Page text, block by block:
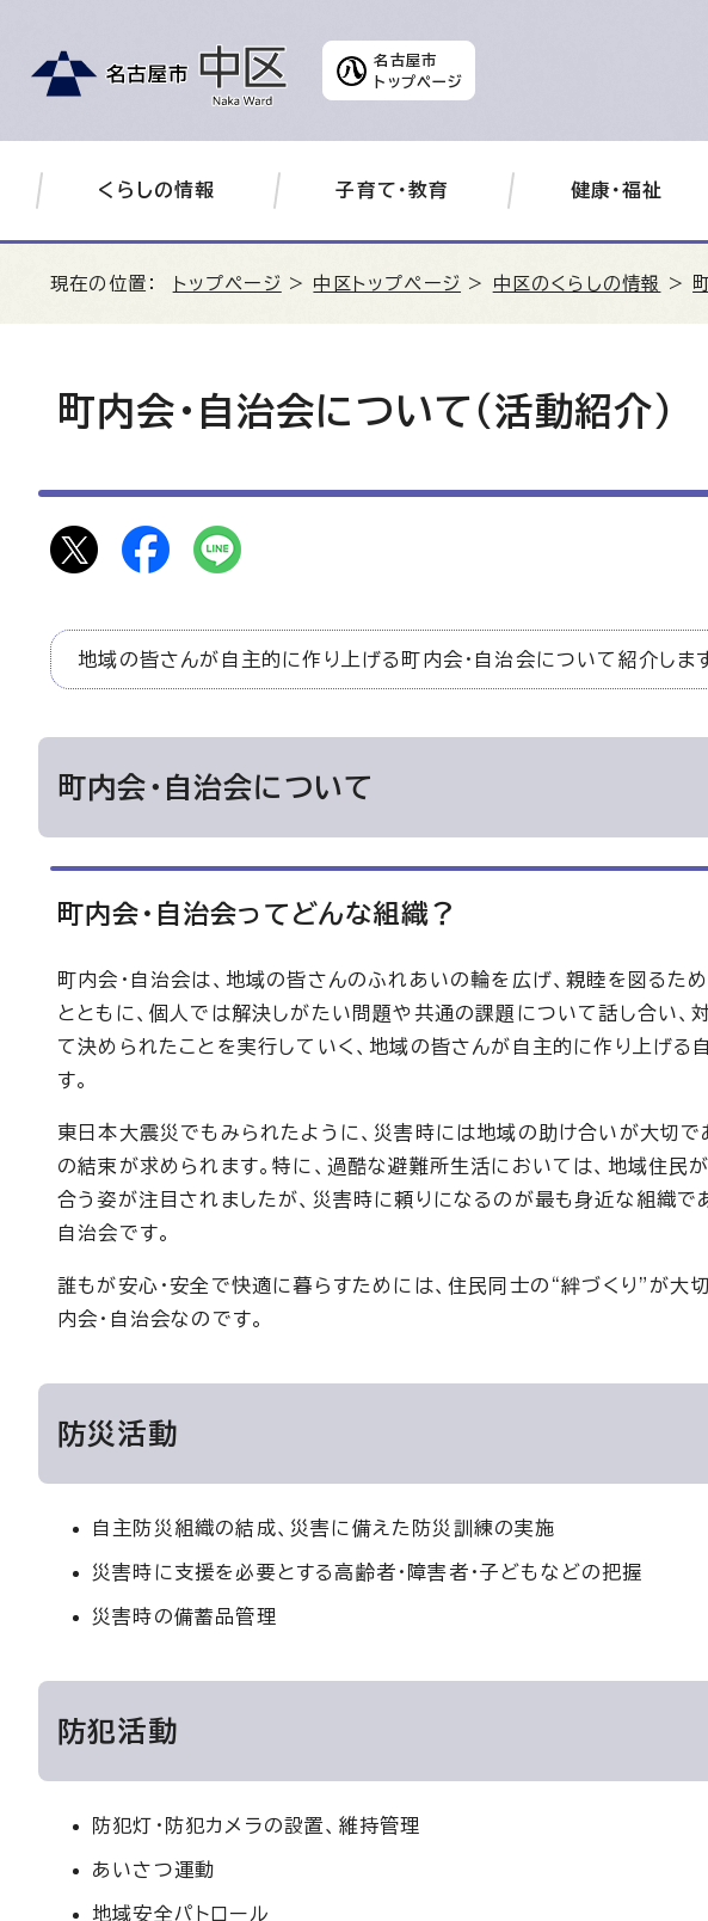
名古屋市
トップページ
くらしの情報 子育て・教育 健康・福祉
現在の位置： トップページ > 中区トップページ > 中区のくらしの情報 >
町内会・自治会について（活動紹介）
地域の皆さんが自主的に作り上げる町内会・自治会について紹介します
町内会・自治会について
町内会・自治会ってどんな組織？
町内会・自治会は、地域の皆さんのふれあいの輪を広げ、親睦を図るた
とともに、個人では解決しがたい問題や共通の課題について話し合い、
て決められたことを実行していく、地域の皆さんが自主的に作り上げる
す。
東日本大震災でもみられたように、災害時には地域の助け合いが大切で
の結束が求められます。特に、過酷な避難所生活においては、地域住民
合う姿が注目されましたが、災害時に頼りになるのが最も身近な組織で
自治会です。
誰もが安心・安全で快適に暮らすためには、住民同士の“絆づくり”が大
内会・自治会なのです。
防災活動
自主防災組織の結成、災害に備えた防災訓練の実施
災害時に支援を必要とする高齢者・障害者・子どもなどの把握
災害時の備蓄品管理
防犯活動
防犯灯・防犯カメラの設置、維持管理
あいさつ運動
地域安全パトロール